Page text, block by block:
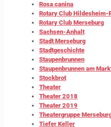
Rosa canina
Rotary Club Hildesheim-
Rotary Club Merseburg
Sachsen-Anhalt
Stadt Merseburg
Stadtgeschichte
Staupenbrunnen
Staupenbrunnen am
Stockbrot
Theater
Theater 2018
Theater 2019
Theatergruppe
Tiefer Keller